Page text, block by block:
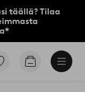
täällä? Tilaa
Siirry